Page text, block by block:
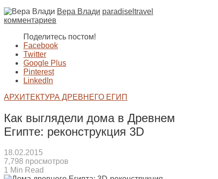
Вера Влади paradiseltravel
комментариев
Поделитесь постом!
Facebook
Twitter
Google Plus
Pinterest
LinkedIn
АРХИТЕКТУРА ДРЕВНЕГО ЕГИП
Как выглядели дома в Древнем
Египте: реконструкция 3D
18.02.2015
7,798 просмотров
1 Min Read